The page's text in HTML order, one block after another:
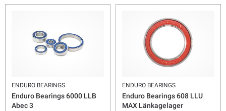
ENDURO BEARINGS
Enduro Bearings 6000 LLB
Abec 3
ENDURO BEARINGS
Enduro Bearings 608 LLU
MAX Länkagelager